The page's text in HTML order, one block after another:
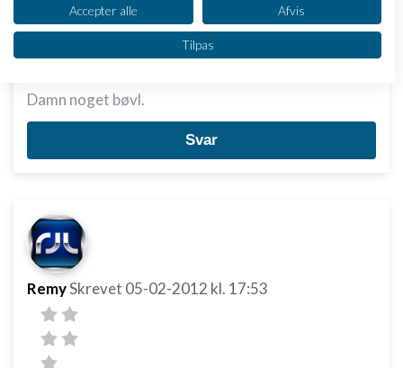
Jeg kan kun på det kraftiste fraråde Holmberg-
Damn noget bøvl.
Svar
RemySkrevet 05-02-2012 kl. 17:53
Se partnerliste (2 IAB-leverandører)
Vi bruger dine data til følgende formål:
IAB's behandlingsformål:
enhed
Bruge begrænsede oplysninger til at vælge
Bruge profiler til at vælge tilpasset
annoncering
Oprette profiler for at tilpasse indhold
Bruge profiler til at vælge tilpasset indhold
Måle annonceringseffektivitet
Accepter alle Afvis
Tilpas